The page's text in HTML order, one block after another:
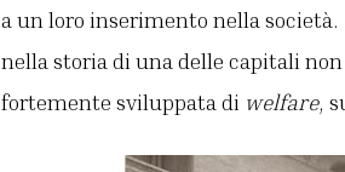
a un loro inserimento nella società.
nella storia di una delle capitali
fortemente sviluppata di welfare,